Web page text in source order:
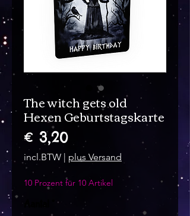
The witch gets old
Hexen Geburtstagskarte
€ 3,20Prijs
incl.BTW | plus Versand
10 Prozent für 10 Artikel
Aantal